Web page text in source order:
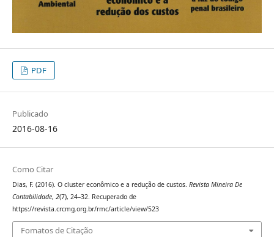
PDF
Publicado
2016-08-16
Como Citar
Dias, F. (2016). O cluster econômico e a redução de custos. Revista Mineira De
Contabilidade, 2(7), 24–32. Recuperado de
https://revista.crcmg.org.br/rmc/article/view/523
Fomatos de Citação